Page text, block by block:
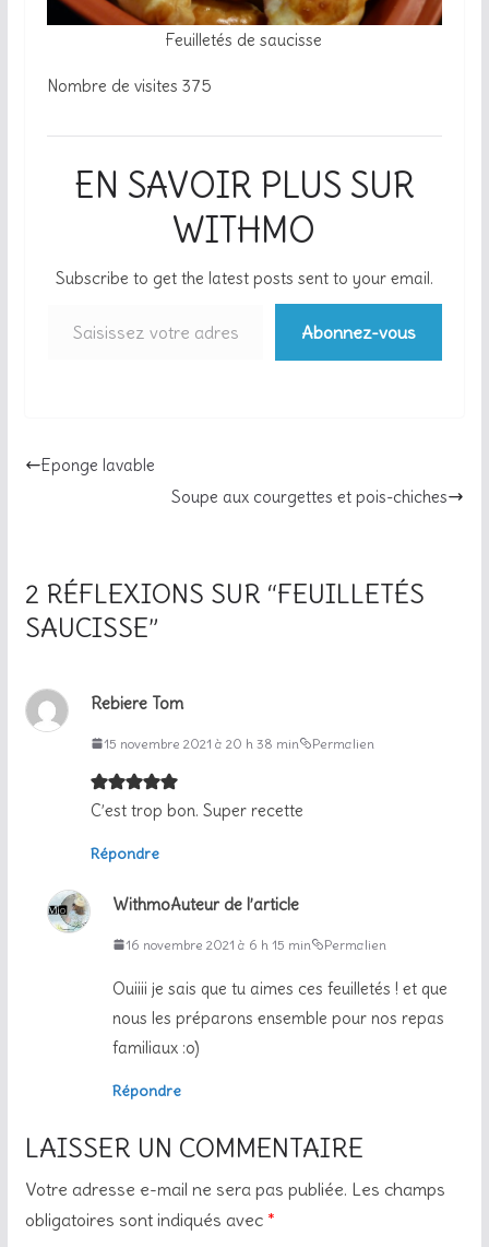
Feuilletés de saucisse
Nombre de visites 375
EN SAVOIR PLUS SUR
WITHMO
Subscribe to get the latest posts sent to your email.
Abonnez-vous
Eponge lavable
Soupe aux courgettes et pois-chiches
2 RÉFLEXIONS SUR “FEUILLETÉS
SAUCISSE”
Rebiere Tom
15 novembre 2021 à 20 h 38 min Permalien
C’est trop bon. Super recette
Répondre
WithmoAuteur de l’article
16 novembre 2021 à 6 h 15 min Permalien
Ouiiii je sais que tu aimes ces feuilletés ! et que
nous les préparons ensemble pour nos repas
familiaux :o)
Répondre
LAISSER UN COMMENTAIRE
Votre adresse e-mail ne sera pas publiée. Les champs
obligatoires sont indiqués avec *